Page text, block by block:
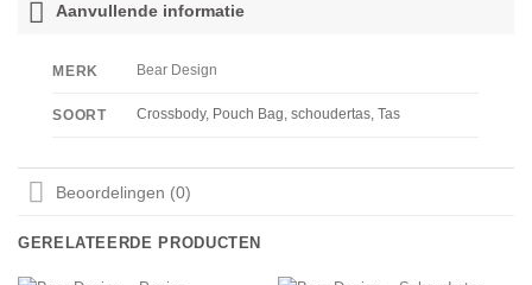
Aanvullende informatie
MERK Bear Design
SOORT Crossbody, Pouch Bag, schoudertas, Tas
Beoordelingen (0)
GERELATEERDE PRODUCTEN